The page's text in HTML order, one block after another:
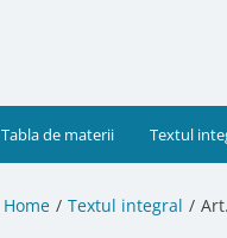
Tabla de materii Textul
Home Textul integral